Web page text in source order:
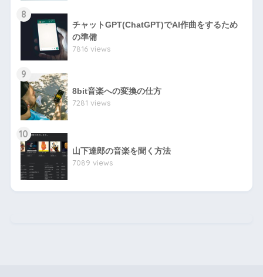
8
チャットGPT(ChatGPT)でAI作曲をするため
の準備
7816 views
9
8bit音楽への変換の仕方
7281 views
10
山下達郎の音楽を聞く方法
7089 views